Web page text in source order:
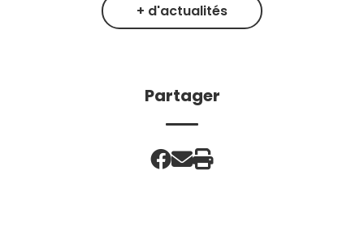
+ d'actualités
Partager